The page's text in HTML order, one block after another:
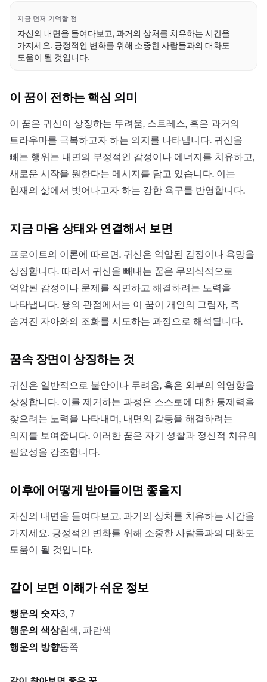
지금 먼저 기억할 점
자신의 내면을 들여다보고, 과거의 상처를 치유하는 시간을
가지세요. 긍정적인 변화를 위해 소중한 사람들과의 대화도
도움이 될 것입니다.
이 꿈이 전하는 핵심 의미
이 꿈은 귀신이 상징하는 두려움, 스트레스, 혹은 과거의
트라우마를 극복하고자 하는 의지를 나타냅니다. 귀신을
빼는 행위는 내면의 부정적인 감정이나 에너지를 치유하고,
새로운 시작을 원한다는 메시지를 담고 있습니다. 이는
현재의 삶에서 벗어나고자 하는 강한 욕구를 반영합니다.
지금 마음 상태와 연결해서 보면
프로이트의 이론에 따르면, 귀신은 억압된 감정이나 욕망을
상징합니다. 따라서 귀신을 빼내는 꿈은 무의식적으로
억압된 감정이나 문제를 직면하고 해결하려는 노력을
나타냅니다. 융의 관점에서는 이 꿈이 개인의 그림자, 즉
숨겨진 자아와의 조화를 시도하는 과정으로 해석됩니다.
꿈속 장면이 상징하는 것
귀신은 일반적으로 불안이나 두려움, 혹은 외부의 악영향을
상징합니다. 이를 제거하는 과정은 스스로에 대한 통제력을
찾으려는 노력을 나타내며, 내면의 갈등을 해결하려는
의지를 보여줍니다. 이러한 꿈은 자기 성찰과 정신적 치유의
필요성을 강조합니다.
이후에 어떻게 받아들이면 좋을지
자신의 내면을 들여다보고, 과거의 상처를 치유하는 시간을
가지세요. 긍정적인 변화를 위해 소중한 사람들과의 대화도
도움이 될 것입니다.
같이 보면 이해가 쉬운 정보
행운의 숫자3, 7
행운의 색상흰색, 파란색
행운의 방향동쪽